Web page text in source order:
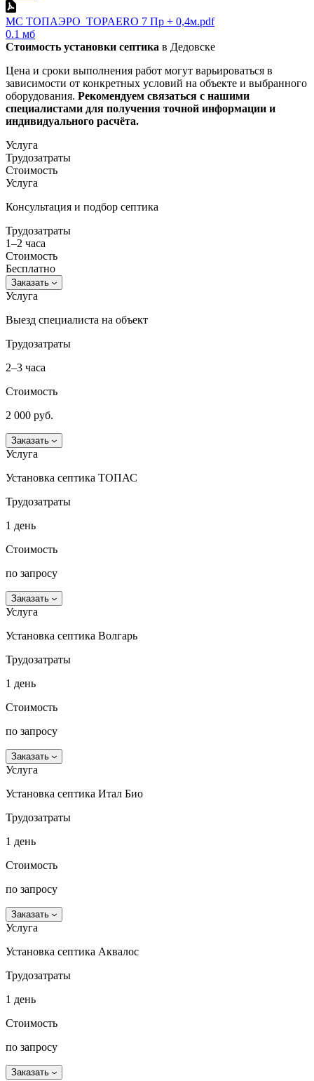
МС ТОПАЭРО_TOPAERO 7 Пр + 0,4м.pdf
0.1 мб
Стоимость установки септика в Дедовске
Цена и сроки выполнения работ могут варьироваться в
зависимости от конкретных условий на объекте и выбранного
оборудования. Рекомендуем связаться с нашими
специалистами для получения точной информации и
индивидуального расчёта.​
Услуга
Трудозатраты
Стоимость
Услуга
Консультация и подбор септика
Трудозатраты
1–2 часа
Стоимость
Бесплатно
Заказать
Услуга
Выезд специалиста на объект
Трудозатраты
2–3 часа
Стоимость
2 000 руб.
Заказать
Услуга
Установка септика ТОПАС
Трудозатраты
1 день
Стоимость
по запросу
Заказать
Услуга
Установка септика Волгарь
Трудозатраты
1 день
Стоимость
по запросу
Заказать
Услуга
Установка септика Итал Био
Трудозатраты
1 день
Стоимость
по запросу
Заказать
Услуга
Установка септика Аквалос
Трудозатраты
1 день
Стоимость
по запросу
Заказать